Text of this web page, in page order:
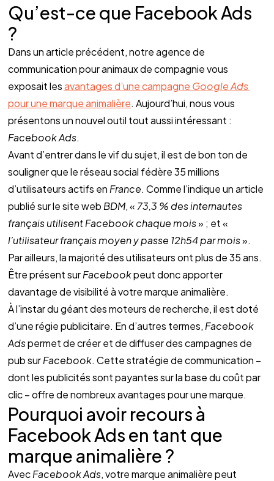
Qu’est-ce que Facebook Ads
?
Dans un article précédent, notre agence de
communication pour animaux de compagnie vous
exposait les avantages d’une campagne Google Ads
pour une marque animalière. Aujourd’hui, nous vous
Facebook Ads.
Avant d’entrer dans le vif du sujet, il est de bon ton de
souligner que le réseau social fédère 35 millions
d’utilisateurs actifs en France. Comme l’indique un article
publié sur le site web BDM, « 73,3 % des internautes
français utilisent Facebook chaque mois
l’utilisateur français moyen y passe 12h54 par mois ».
Par ailleurs, la majorité des utilisateurs ont plus de 35 ans.
Être présent sur Facebook peut donc apporter
davantage de visibilité à votre marque animalière.
À l’instar du géant des moteurs de recherche, il est doté
d’une régie publicitaire. En d’autres termes, Facebook
Ads permet de créer et de diffuser des campagnes de
pub sur Facebook. Cette stratégie de communication –
dont les publicités sont payantes sur la base du coût par
clic – offre de nombreux avantages pour une marque.
Pourquoi avoir recours à
Facebook Ads en tant que
marque animalière ?
Avec Facebook Ads, votre marque animalière peut